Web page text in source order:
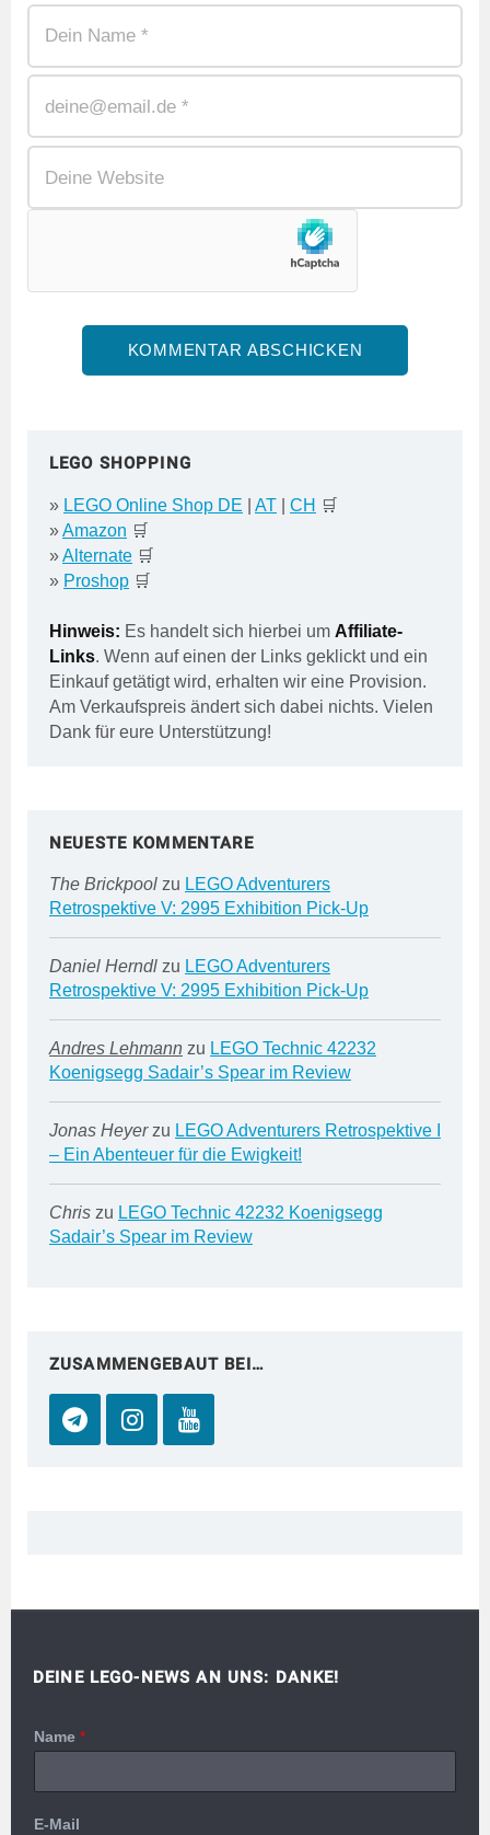
LEGO SHOPPING
» LEGO Online Shop DE AT CH 🛒
»Amazon 🛒
»Alternate 🛒
» Proshop 🛒
Hinweis: Es handelt sich hierbei um Affiliate-
Links. Wenn auf einen der Links geklickt und ein
Einkauf getätigt wird, erhalten wir eine Provision.
Am Verkaufspreis ändert sich dabei nichts. Vielen
Dank für eure Unterstützung!
NEUESTE KOMMENTARE
The Brickpool zu LEGO Adventurers
Retrospektive V: 2995 Exhibition Pick-Up
Daniel Herndl zu LEGO Adventurers
Retrospektive V: 2995 Exhibition Pick-Up
Andres Lehmann zu LEGO Technic 42232
Koenigsegg Sadair’s Spear im Review
Jonas Heyerzu LEGO Adventurers Retrospektive I
– Ein Abenteuer für die Ewigkeit!
Chris zu LEGO Technic 42232 Koenigsegg
Sadair’s Spear im Review
ZUSAMMENGEBAUT BEI…
DEINE LEGO-NEWS AN UNS: DANKE!
Name *
E-Mail